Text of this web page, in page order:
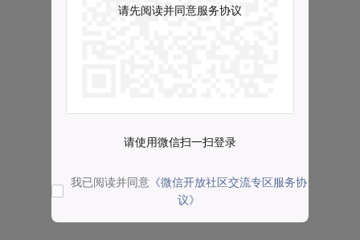
请先阅读并同意服务协议
请使用微信扫一扫登录
我已阅读并同意 《微信开放社区交流专区服务协
议》